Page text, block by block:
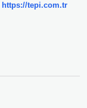
https://tepi.com.tr